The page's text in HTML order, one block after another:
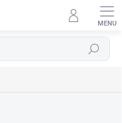
Hľadať